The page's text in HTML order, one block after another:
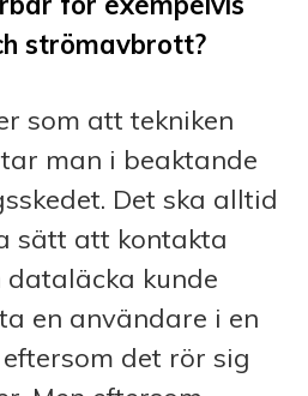
strömavbrott?
som att tekniken
man i beaktande
Det ska alltid
sätt att kontakta
dataläcka kunde
en användare i en
det rör sig